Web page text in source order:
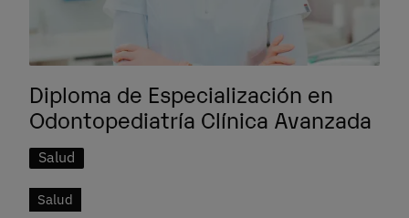
Diploma de Especialización en
Odontopediatría Clínica Avanzada
Salud
Salud